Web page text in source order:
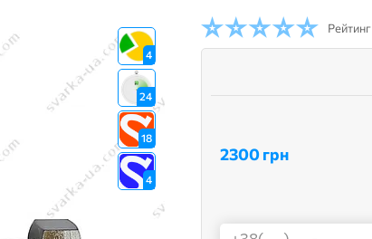
4
24
18
4
Рейтинг
2300 грн